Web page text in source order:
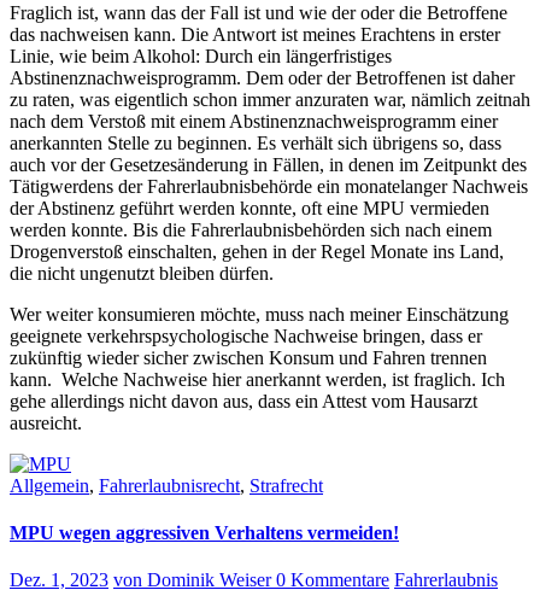
Fraglich ist, wann das der Fall ist und wie der oder die Betroffene
das nachweisen kann. Die Antwort ist meines Erachtens in erster
Linie, wie beim Alkohol: Durch ein längerfristiges
Abstinenznachweisprogramm. Dem oder der Betroffenen ist daher
zu raten, was eigentlich schon immer anzuraten war, nämlich zeitnah
nach dem Verstoß mit einem Abstinenznachweisprogramm einer
anerkannten Stelle zu beginnen. Es verhält sich übrigens so, dass
auch vor der Gesetzesänderung in Fällen, in denen im Zeitpunkt des
Tätigwerdens der Fahrerlaubnisbehörde ein monatelanger Nachweis
der Abstinenz geführt werden konnte, oft eine MPU vermieden
werden konnte. Bis die Fahrerlaubnisbehörden sich nach einem
Drogenverstoß einschalten, gehen in der Regel Monate ins Land,
die nicht ungenutzt bleiben dürfen.
Wer weiter konsumieren möchte, muss nach meiner Einschätzung
geeignete verkehrspsychologische Nachweise bringen, dass er
zukünftig wieder sicher zwischen Konsum und Fahren trennen
kann. Welche Nachweise hier anerkannt werden, ist fraglich. Ich
gehe allerdings nicht davon aus, dass ein Attest vom Hausarzt
ausreicht.
Allgemein, Fahrerlaubnisrecht, Strafrecht
MPU wegen aggressiven Verhaltens vermeiden!
Dez. 1, 2023 von Dominik Weiser0 Kommentare Fahrerlaubnis